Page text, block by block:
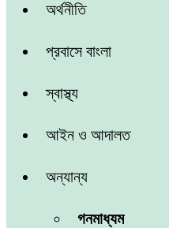
অর্থনীতি
প্রবাসে বাংলা
স্বাস্থ্য
আইন ও আদালত
অন্যান্য
গনমাধ্যম